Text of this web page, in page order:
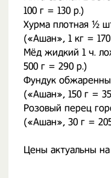
100 г = 130 р.)
Хурма плотная ½
(«Ашан», 1 кг =
Мёд жидкий 1 ч.
500 г = 290 р.)
Фундук
(«Ашан», 150 г =
Розовый перец
(«Ашан», 30 г =
Цены актуальны